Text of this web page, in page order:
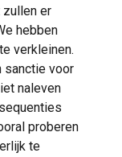
er
hebben
verkleinen.
sanctie voor
naleven
proberen
te